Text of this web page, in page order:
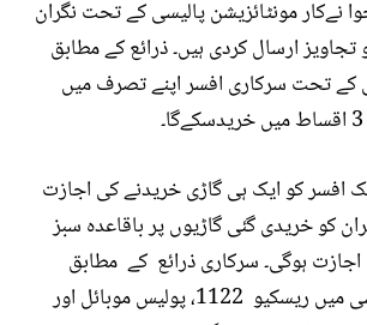
نےکار مونٹائزیشن پالیسی کے تحت نگران
ارسال کردی ہیں۔ ذرائع کے مطابق
کے تحت سرکاری افسر اپنے تصرف میں
افسر کو ایک ہی گاڑی خریدنے کی اجازت
کو خریدی گئی گاڑیوں پر باقاعدہ سبز
اجازت ہوگی۔سرکاری ذرائع کے مطابق
مونٹائیزیشن پالیسی میں ریسکیو 1122، پولیس موبائل اور